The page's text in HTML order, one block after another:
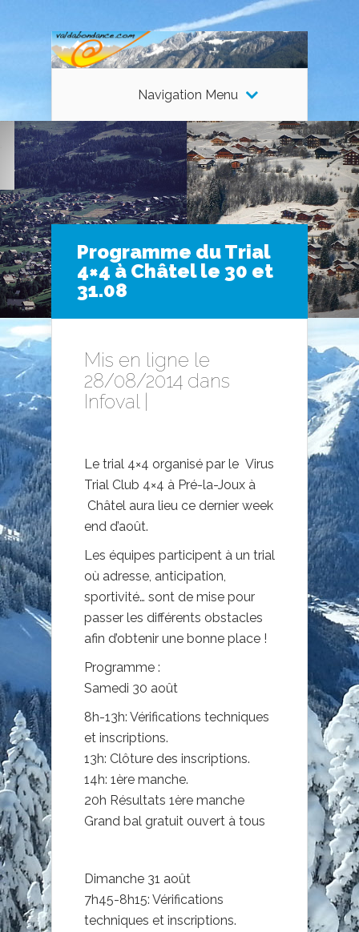
Navigation Menu
Programme du Trial
4×4 à Châtel le 30 et
31.08
Mis en ligne le
28/08/2014 dans
Infoval
Le trial 4×4 organisé par le Virus
Trial Club 4×4 à Pré-la-Joux à
Châtel aura lieu ce dernier week
end d’août.
Les équipes participent à un trial
où adresse, anticipation,
sportivité… sont de mise pour
passer les différents obstacles
afin d’obtenir une bonne place !
Programme :
Samedi 30 août
8h-13h: Vérifications techniques
et inscriptions.
13h: Clôture des inscriptions.
14h: 1ère manche.
20h Résultats 1ère manche
Grand bal gratuit ouvert à tous
Dimanche 31 août
7h45-8h15: Vérifications
techniques et inscriptions.